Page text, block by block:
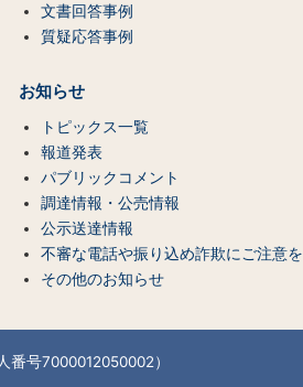
文書回答事例
質疑応答事例
お知らせ
トピックス一覧
報道発表
パブリックコメント
調達情報・公売情報
公示送達情報
不審な電話や振り込め詐欺にご注意を
その他のお知らせ
号7000012050002）